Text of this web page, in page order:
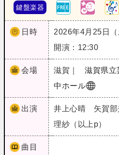
鍵盤楽器
日時
2026年4月25日（
開演：12:30
会場 滋賀｜
滋賀県立
中ホール
出演
井上心晴 矢賀
理紗（以上p）
曲目